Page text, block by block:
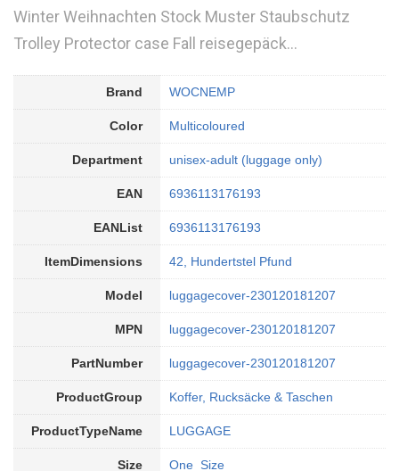
Winter Weihnachten Stock Muster Staubschutz
Trolley Protector case Fall reisegepäck…
Brand WOCNEMP
Color Multicoloured
Department unisex-adult (luggage only)
EAN 6936113176193
EANList 6936113176193
ItemDimensions 42, Hundertstel Pfund
Model luggagecover-230120181207
MPN luggagecover-230120181207
PartNumber luggagecover-230120181207
ProductGroup Koffer, Rucksäcke & Taschen
ProductTypeName LUGGAGE
Size One_Size